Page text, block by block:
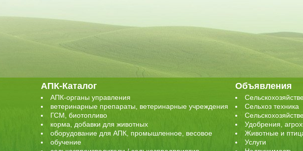
АПК-Каталог
АПК-органы управления
ветеринарные препараты, ветеринарные учреждения
ГСМ, биотопливо
корма, добавки для животных
оборудование для АПК, промышленное, весовое
обучение
Объявления
Сельхоз техника
Удобрения,
Животные и
Услуги